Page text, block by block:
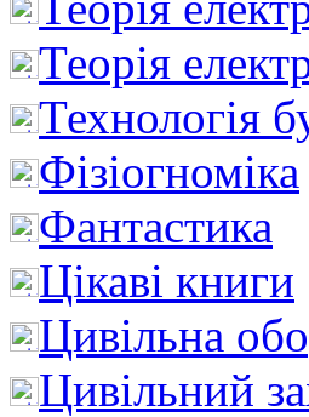
Теорія
Технологія
Фізіогноміка
Фантастика
Цікаві книги
Цивільна
Цивільний